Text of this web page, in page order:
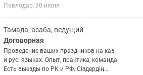
Павлодар, 30 июля
Тамада, асаба, ведущий
Договорная
Проведение ваших праздников на каз.
и рус. языках. Опыт, практика, команда.
Есть выезды по РК и РФ. Сіздердің